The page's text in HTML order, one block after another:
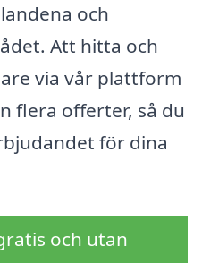
och
Att hitta och
via vår plattform
flera offerter, så du
för dina
och utan